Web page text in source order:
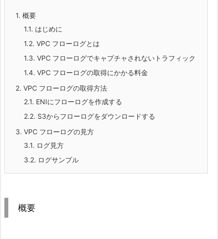
1. 概要
1.1. はじめに
1.2. VPC フローログとは
1.3. VPC フローログでキャプチャされないトラフィック
1.4. VPC フローログの取得にかかる料金
2. VPC フローログの取得方法
2.1. ENIにフローログを作成する
2.2. S3からフローログをダウンロードする
3. VPC フローログの見方
3.1. ログ見方
3.2. ログサンプル
概要